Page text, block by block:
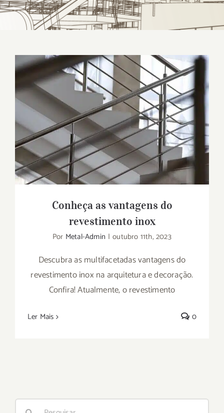
Conheça as vantagens do revestimento
inox
Conheça as vantagens do
revestimento inox
Por Metal-Admin | outubro 11th, 2023
Descubra as multifacetadas vantagens do
revestimento inox na arquitetura e decoração.
Confira! Atualmente, o revestimento
Ler Mais 0
Buscar